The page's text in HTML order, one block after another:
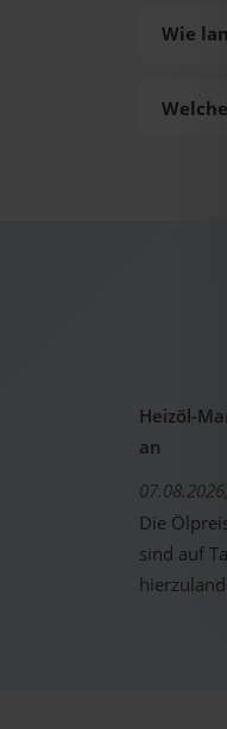
Wie
Heizöl-
an
Die
sind auf